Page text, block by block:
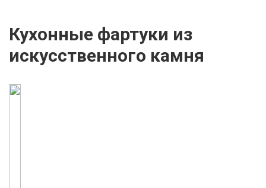
Кухонные фартуки из
искусственного камня